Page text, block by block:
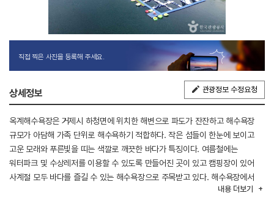
직접 찍은 사진을 등록해 주세요.
상세정보 관광정보 수정요청
옥계해수욕장은 거제시 하청면에 위치한 해변으로 파도가 잔잔하고 해수욕장
규모가 아담해 가족 단위로 해수욕하기 적합하다. 작은 섬들이 한눈에 보이고
고운 모래와 푸른빛을 띠는 색깔로 깨끗한 바다가 특징이다. 여름철에는
워터파크 및 수상레저를 이용할 수 있도록 만들어진 곳이 있고 캠핑장이 있어
사계절 모두 바다를 즐길 수 있는 해수욕장으로 주목받고 있다. 해수욕장에서
조금 떨어진 곳에 큰 매점과 함께 화장실이 있다. 주변 관광지로는 칠천량
내용 더보기